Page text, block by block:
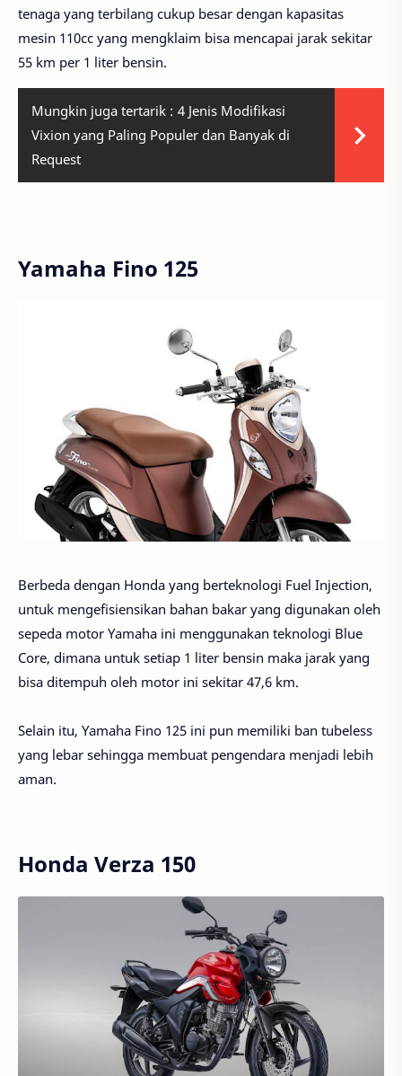
tenaga yang terbilang cukup besar dengan kapasitas
mesin 110cc yang mengklaim bisa mencapai jarak sekitar
55 km per 1 liter bensin.
Mungkin juga tertarik : 4 Jenis Modifikasi
Vixion yang Paling Populer dan Banyak di
Request
Yamaha Fino 125
Berbeda dengan Honda yang berteknologi Fuel Injection,
untuk mengefisiensikan bahan bakar yang digunakan oleh
sepeda motor Yamaha ini menggunakan teknologi Blue
Core, dimana untuk setiap 1 liter bensin maka jarak yang
bisa ditempuh oleh motor ini sekitar 47,6 km.
Selain itu, Yamaha Fino 125 ini pun memiliki ban tubeless
yang lebar sehingga membuat pengendara menjadi lebih
aman.
Honda Verza 150